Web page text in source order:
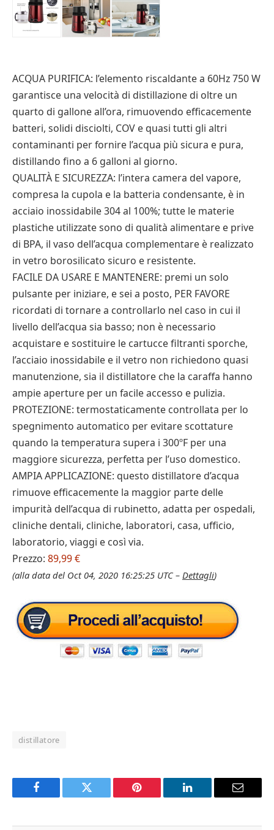
ACQUA PURIFICA: l’elemento riscaldante a 60Hz 750 W
garantisce una velocità di distillazione di oltre un
quarto di gallone all’ora, rimuovendo efficacemente
batteri, solidi disciolti, COV e quasi tutti gli altri
contaminanti per fornire l’acqua più sicura e pura,
distillando fino a 6 galloni al giorno.
QUALITÀ E SICUREZZA: l’intera camera del vapore,
compresa la cupola e la batteria condensante, è in
acciaio inossidabile 304 al 100%; tutte le materie
plastiche utilizzate sono di qualità alimentare e prive
di BPA, il vaso dell’acqua complementare è realizzato
in vetro borosilicato sicuro e resistente.
FACILE DA USARE E MANTENERE: premi un solo
pulsante per iniziare, e sei a posto, PER FAVORE
ricordati di tornare a controllarlo nel caso in cui il
livello dell’acqua sia basso; non è necessario
acquistare e sostituire le cartucce filtranti sporche,
l’acciaio inossidabile e il vetro non richiedono quasi
manutenzione, sia il distillatore che la caraffa hanno
ampie aperture per un facile accesso e pulizia.
PROTEZIONE: termostaticamente controllata per lo
spegnimento automatico per evitare scottature
quando la temperatura supera i 300ºF per una
maggiore sicurezza, perfetta per l’uso domestico.
AMPIA APPLICAZIONE: questo distillatore d’acqua
rimuove efficacemente la maggior parte delle
impurità dell’acqua di rubinetto, adatta per ospedali,
cliniche dentali, cliniche, laboratori, casa, ufficio,
laboratorio, viaggi e così via.
Prezzo: 89,99 €
(alla data del Oct 04, 2020 16:25:25 UTC – Dettagli)
distillatore
Facebook Twitter Pinterest LinkedIn Email